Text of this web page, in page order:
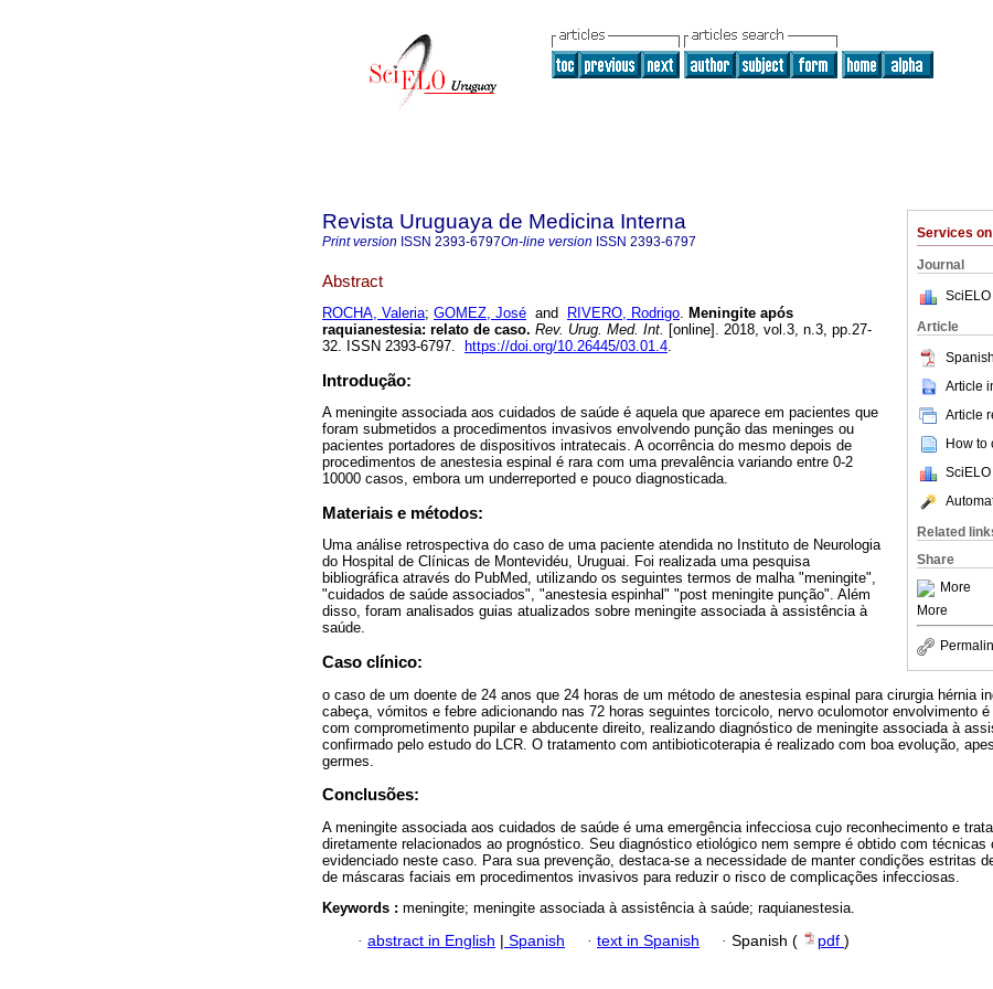
Services on
Journal
Article
Article
Article
How to
Related
Share
More
More
Revista Uruguaya de Medicina Interna
Print version ISSN 2393-6797On-line version ISSN 2393-6797
Abstract
ROCHA, Valeria; GOMEZ, José and RIVERO, Rodrigo. Meningite após
raquianestesia: relato de caso. Rev. Urug. Med. Int. [online]. 2018, vol.3, n.3, pp.27-
32. ISSN 2393-6797.
https://doi.org/10.26445/03.01.4.
Introdução:
A meningite associada aos cuidados de saúde é aquela que aparece em pacientes que
foram submetidos a procedimentos invasivos envolvendo punção das meninges ou
pacientes portadores de dispositivos intratecais. A ocorrência do mesmo depois de
procedimentos de anestesia espinal é rara com uma prevalência variando entre 0-2
10000 casos, embora um underreported e pouco diagnosticada.
Materiais e métodos:
Uma análise retrospectiva do caso de uma paciente atendida no Instituto de Neurologia
do Hospital de Clínicas de Montevidéu, Uruguai. Foi realizada uma pesquisa
bibliográfica através do PubMed, utilizando os seguintes termos de malha "meningite",
"cuidados de saúde associados", "anestesia espinhal" "post meningite punção". Além
disso, foram analisados guias atualizados sobre meningite associada à assistência à
saúde.
Caso clínico:
o caso de um doente de 24 anos que 24 horas de um método de anestesia espinal para cirurgia hérnia
cabeça, vómitos e febre adicionando nas 72 horas seguintes torcicolo, nervo oculomotor envolvimento é
com comprometimento pupilar e abducente direito, realizando diagnóstico de meningite associada à
confirmado pelo estudo do LCR. O tratamento com antibioticoterapia é realizado com boa evolução,
germes.
Conclusões:
A meningite associada aos cuidados de saúde é uma emergência infecciosa cujo reconhecimento e
diretamente relacionados ao prognóstico. Seu diagnóstico etiológico nem sempre é obtido com
evidenciado neste caso. Para sua prevenção, destaca-se a necessidade de manter condições estritas
de máscaras faciais em procedimentos invasivos para reduzir o risco de complicações infecciosas.
Keywords : meningite; meningite associada à assistência à saúde; raquianestesia.
· abstract in English Spanish · text in Spanish · Spanish ( pdf )